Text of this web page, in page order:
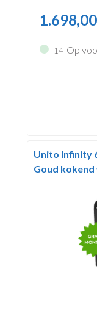
1.698,00
14 Op
Unito Infinity
Goud